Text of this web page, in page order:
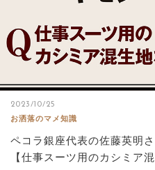
2023/10/25
お洒落のマメ知識
ペコラ銀座代表の佐藤英明
【仕事スーツ用のカシミア